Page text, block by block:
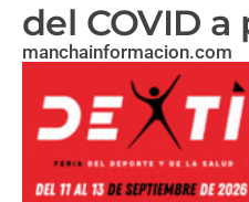
del COVID
manchainformacion.com